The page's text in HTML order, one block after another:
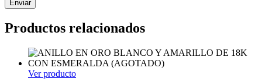
Productos relacionados
Ver producto